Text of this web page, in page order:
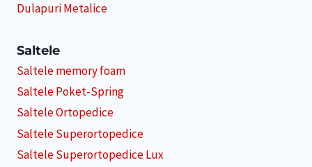
Dulapuri Metalice
Saltele
Saltele memory foam
Saltele Poket-Spring
Saltele Ortopedice
Saltele Superortopedice
Saltele Superortopedice Lux